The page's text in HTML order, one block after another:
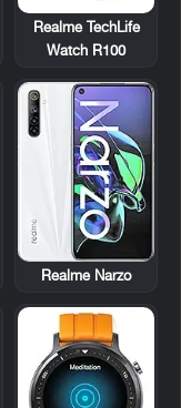
Realme TechLife
Watch R100
Realme Narzo